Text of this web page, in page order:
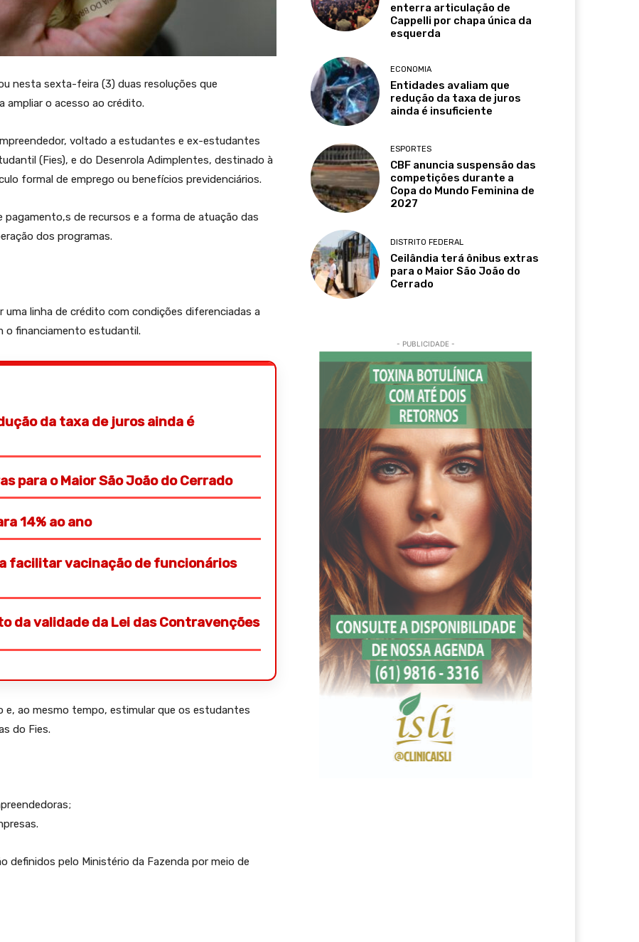
nesta sexta-feira (3) duas resoluções que
ampliar o acesso ao crédito.
voltado a estudantes e ex-estudantes
(Fies), e do Desenrola Adimplentes, destinado à
formal de emprego ou benefícios previdenciários.
de recursos e a forma de atuação das
dos programas.
uma linha de crédito com condições diferenciadas a
o financiamento estudantil.
da taxa de juros ainda é
para o Maior São João do Cerrado
14% ao ano
facilitar vacinação de funcionários
da validade da Lei das Contravenções
ao mesmo tempo, estimular que os estudantes
do Fies.
definidos pelo Ministério da Fazenda por meio de
enterra articulação de
Cappelli por chapa única da
esquerda
ECONOMIA
Entidades avaliam que
redução da taxa de juros
ainda é insuficiente
ESPORTES
CBF anuncia suspensão das
competições durante a
Copa do Mundo Feminina de
2027
DISTRITO FEDERAL
Ceilândia terá ônibus extras
para o Maior São João do
Cerrado
- PUBLICIDADE -